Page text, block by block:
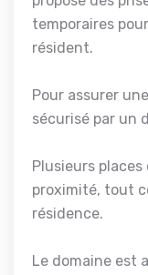
temporaires
résident.
Pour assurer
sécurisé par un
Plusieurs
proximité, tout
résidence.
Le domaine est